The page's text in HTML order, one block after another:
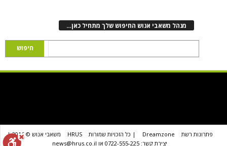
מנהל משאבי אנוש החיפוש שלך מתחיל כאן…
פתרונות רשת Dreamzone | כל הזכויות שמורות HRUS
משאבי אנוש © 2016 |
יצירת קשר: 0722-555-225 או news@hrus.co.il